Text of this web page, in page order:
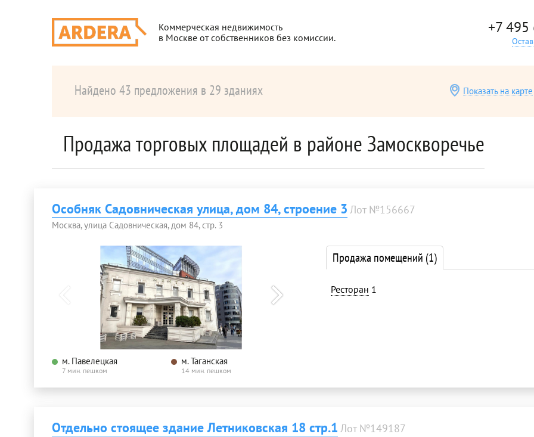
Коммерческая недвижимость
в Москве от собственников без комиссии.
+7
Найдено 43 предложения в 29 зданиях Показать на карте
Продажа торговых площадей в районе Замоскворечье
Особняк Садовническая улица, дом 84, строение 3 Лот №156667
Москва, улица Садовническая, дом 84, стр. 3
м. Павелецкая
7 мин. пешком
м. Таганская
14 мин. пешком
Продажа помещений (1)
Ресторан 1
Отдельно стоящее здание Летниковская 18 стр.1 Лот №149187